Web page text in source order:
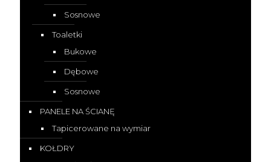
Sosnowe
Toaletki
Bukowe
Dębowe
Sosnowe
PANELE NA ŚCIANĘ
Tapicerowane na wymiar
KOŁDRY